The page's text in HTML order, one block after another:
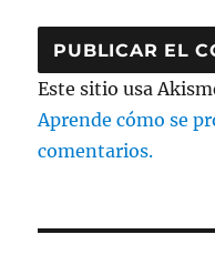
Este sitio usa
Aprende cómo se
comentarios.